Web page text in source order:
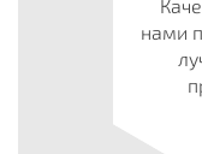
нами